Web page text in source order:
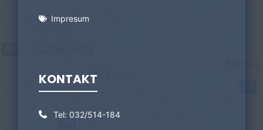
Impresum
KONTAKT
Tel: 032/514-184